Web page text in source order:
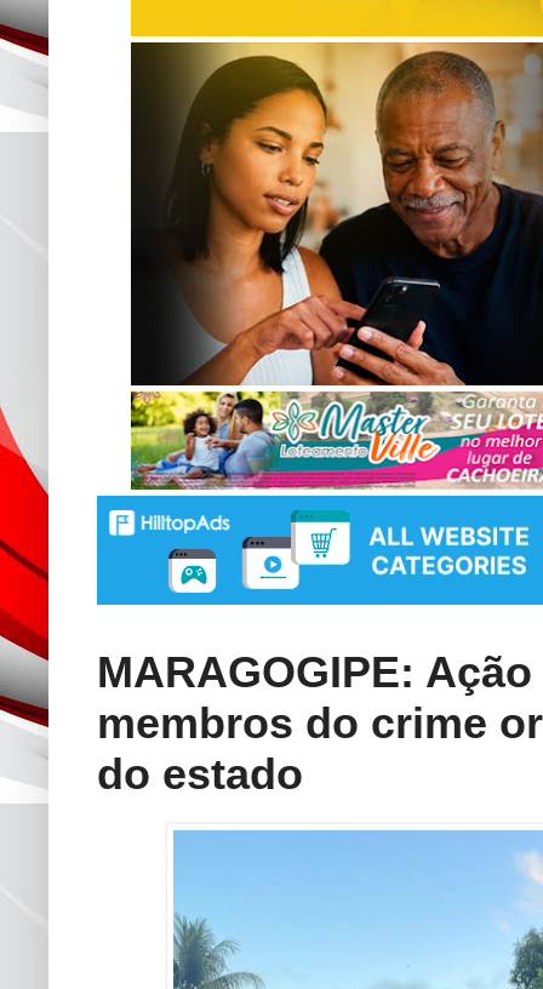
MARAGOGIPE:
membros do crime
do estado